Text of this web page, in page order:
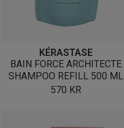
KÉRASTASE
BAIN FORCE ARCHITECTE
SHAMPOO REFILL 500 ML
570 KR